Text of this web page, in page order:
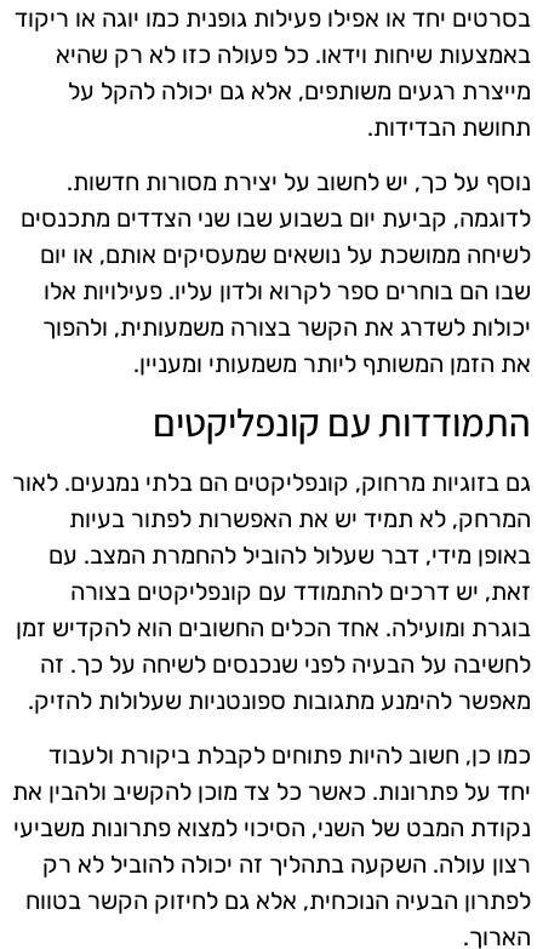
בסרטים יחד או אפילו פעילות גופנית כמו יוגה או ריקוד
באמצעות שיחות וידאו. כל פעולה כזו לא רק שהיא
מייצרת רגעים משותפים, אלא גם יכולה להקל על
תחושת הבדידות.
נוסף על כך, יש לחשוב על יצירת מסורות חדשות.
לדוגמה, קביעת יום בשבוע שבו שני הצדדים מתכנסים
לשיחה ממושכת על נושאים שמעסיקים אותם, או יום
שבו הם בוחרים ספר לקרוא ולדון עליו. פעילויות אלו
יכולות לשדרג את הקשר בצורה משמעותית, ולהפוך
את הזמן המשותף ליותר משמעותי ומעניין.
התמודדות עם קונפליקטים
גם בזוגיות מרחוק, קונפליקטים הם בלתי נמנעים. לאור
המרחק, לא תמיד יש את האפשרות לפתור בעיות
באופן מידי, דבר שעלול להוביל להחמרת המצב. עם
זאת, יש דרכים להתמודד עם קונפליקטים בצורה
בוגרת ומועילה. אחד הכלים החשובים הוא להקדיש זמן
לחשיבה על הבעיה לפני שנכנסים לשיחה על כך. זה
מאפשר להימנע מתגובות ספונטניות שעלולות להזיק.
כמו כן, חשוב להיות פתוחים לקבלת ביקורת ולעבוד
יחד על פתרונות. כאשר כל צד מוכן להקשיב ולהבין את
נקודת המבט של השני, הסיכוי למצוא פתרונות משביעי
רצון עולה. השקעה בתהליך זה יכולה להוביל לא רק
לפתרון הבעיה הנוכחית, אלא גם לחיזוק הקשר בטווח
הארוך.